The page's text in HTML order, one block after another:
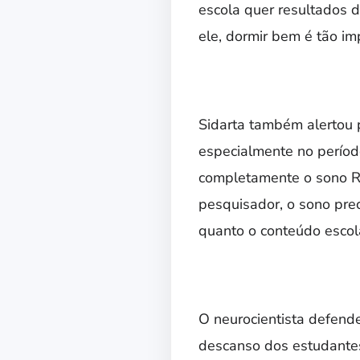
escola quer resultados
ele, dormir bem é tão
Sidarta também alertou
especialmente no
completamente o sono
pesquisador, o sono
quanto o conteúdo
O neurocientista
descanso dos